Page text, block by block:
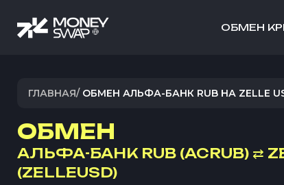
ОБМЕН
ГЛАВНАЯ/ ОБМЕН АЛЬФА-БАНК RUB НА ZELLE
ОБМЕН
АЛЬФА-БАНК RUB (ACRUB) ⇄
(ZELLEUSD)